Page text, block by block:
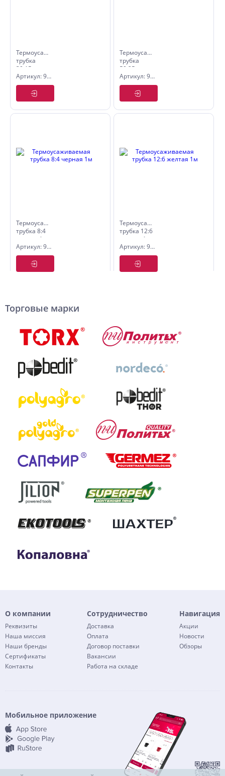
Термоусаживаемая
трубка
30:15
черная 1мАртикул: 9536394
Термоусаживаемая
трубка
50:25
красная
1м
Артикул: 9536421
Термоусаживаемая
трубка 8:4
черная 1м
Артикул: 9536289
Термоусаживаемая
трубка 12:6
желтая 1м
Артикул: 9536314
Торговые марки
О компании
Реквизиты
Наша миссия
Наши бренды
Сертификаты
Контакты
Сотрудничество
Доставка
Оплата
Договор поставки
Вакансии
Работа на складе
Навигация
Акции
Новости
Обзоры
Мобильное приложение